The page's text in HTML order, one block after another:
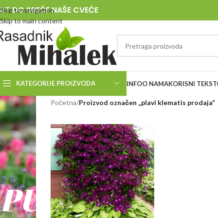
Skip to navigation
Skip to main content
DO SREĆE NAŠE CVEĆE
KATEGORIJE PROIZVODA INFOO NAMAKORISNI
RASADNIK
MIHALEK
PUT
Početna/Proizvod označen „plavi klematis prodaja“